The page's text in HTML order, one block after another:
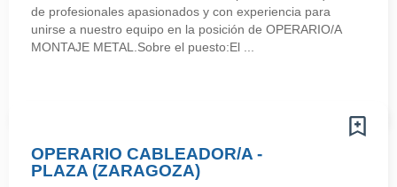
de profesionales apasionados y con experiencia para
unirse a nuestro equipo en la posición de OPERARIO/A
MONTAJE METAL.Sobre el puesto:El ...
OPERARIO CABLEADOR/A -
PLAZA (ZARAGOZA)